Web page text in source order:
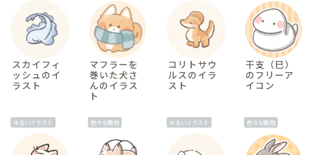
スカイフィ
ッシュのイ
ラスト
マフラーを
巻いた犬さ
んのイラス
ト
コリトサウ
ルスのイラ
スト
干支（巳）
のフリーア
イコン
ゆるいイラスト 色々な動物 ゆるいイラスト 色々な動物